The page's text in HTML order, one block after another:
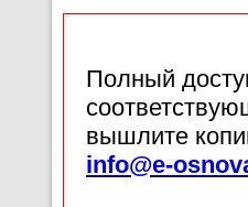
Полный
вышлите
info@e-